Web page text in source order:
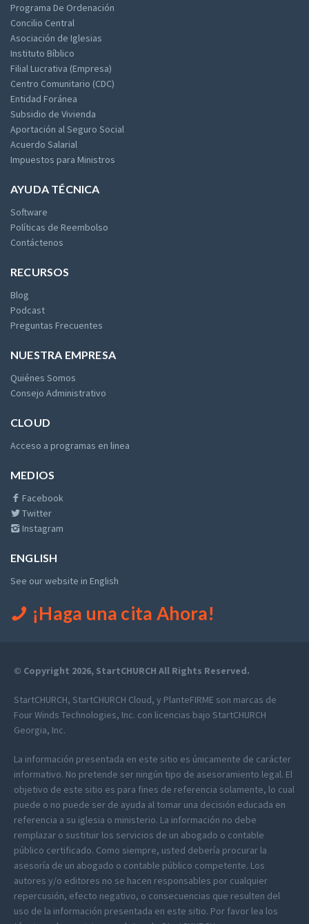
Programa De Ordenación
Concilio Central
Asociación de Iglesias
Instituto Bíblico
Filial Lucrativa (Empresa)
Centro Comunitario (CDC)
Entidad Foránea
Subsidio de Vivienda
Aportación al Seguro Social
Acuerdo Salarial
Impuestos para Ministros
AYUDA TÉCNICA
Software
Políticas de Reembolso
Contáctenos
RECURSOS
Blog
Podcast
Preguntas Frecuentes
NUESTRA EMPRESA
Quiénes Somos
Consejo Administrativo
CLOUD
Acceso a programas en linea
MEDIOS
Facebook
Twitter
Instagram
ENGLISH
See our website in English
¡Haga una cita Ahora!
© Copyright 2026, StartCHURCH All Rights Reserved.
StartCHURCH, StartCHURCH Cloud, y PlanteFIRME son marcas de
Four Winds Technologies, Inc. con licencias bajo StartCHURCH
Georgia, Inc.
La información presentada en este sitio es únicamente de carácter
informativo. No pretende ser ningún tipo de asesoramiento legal. El
objetivo de este sitio es para fines de referencia solamente, lo cual
puede o no puede ser de ayuda al tomar una decisión educada en
referencia a su iglesia o ministerio. La información no debe
remplazar o sustituir los servicios de un abogado o contable
público certificado. Como siempre, usted debería procurar la
asesoría de un abogado o contable público competente. Los
autores y/o editores no se hacen responsables por cualquier
repercusión, efecto negativo, o consecuencias que resulten del
uso de la información presentada en este sitio. Por favor lea los